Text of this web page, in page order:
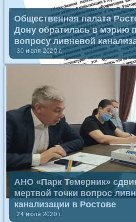
Общественная палата
Дону обратилась в мэрию
вопросу ливневой
30 июля 2020 г.
АНО «Парк Темерник»
мертвой точки вопрос
канализации в Ростове
24 июля 2020 г.